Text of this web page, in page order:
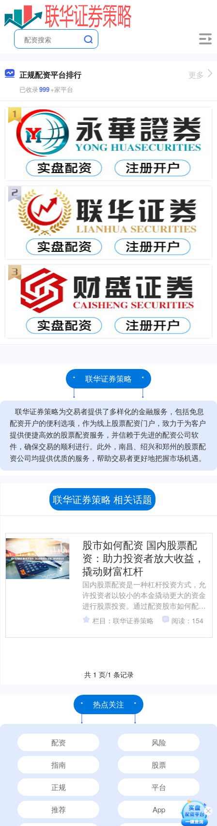
正规配资平台排行
已收录999+家平台
更多
联华证券策略
联华证券策略为交易者提供了多样化的金融服务，包括免息
配资开户的便利选项，作为线上股票配资门户，致力于为客户
提供便捷高效的股票配资服务，并信赖于先进的配资公司软
件，确保交易的顺利进行。此外，南昌、绍兴和郑州的股票配
资公司均提供优质的服务，帮助交易者更好地把握市场机遇。
联华证券策略 相关话题
股市如何配资 国内股票配
资：助力投资者放大收益，
撬动财富杠杆
国内股票配资是一种杠杆投资方式，允
许投资者以较小的本金撬动更大的资金
进行股票投资。通过配资股市如何配
资，投资者可以放大收益，提升投资效
率。 1. 基本面分析：通....
栏目：联华证券策略 阅读：154
共 1 页/1 条记录
热点关注
配资 风险
指南 股票
正规 平台
推荐 App